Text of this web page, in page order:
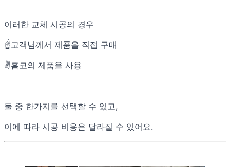
이러한 교체 시공의 경우
☝️고객님께서 제품을 직접 구매
✌️홈코의 제품을 사용
둘 중 한가지를 선택할 수 있고,
이에 따라 시공 비용은 달라질 수 있어요.